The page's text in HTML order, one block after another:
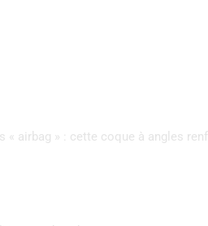
airbag » : cette coque à angles